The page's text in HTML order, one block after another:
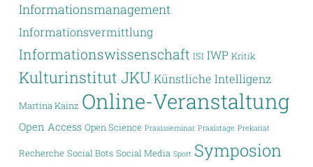
Informationsmanagement
Informationsvermittlung
Informationswissenschaft ISI IWP Kritik
Kulturinstitut JKU Künstliche Intelligenz
Martina Kainz Online-Veranstaltung
Open Access Open Science Praxisseminar Praxistage Prekariat
Recherche Social Bots Social Media Sport Symposion